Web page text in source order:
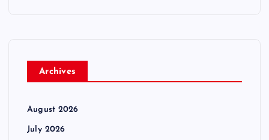
Archives
August 2026
July 2026